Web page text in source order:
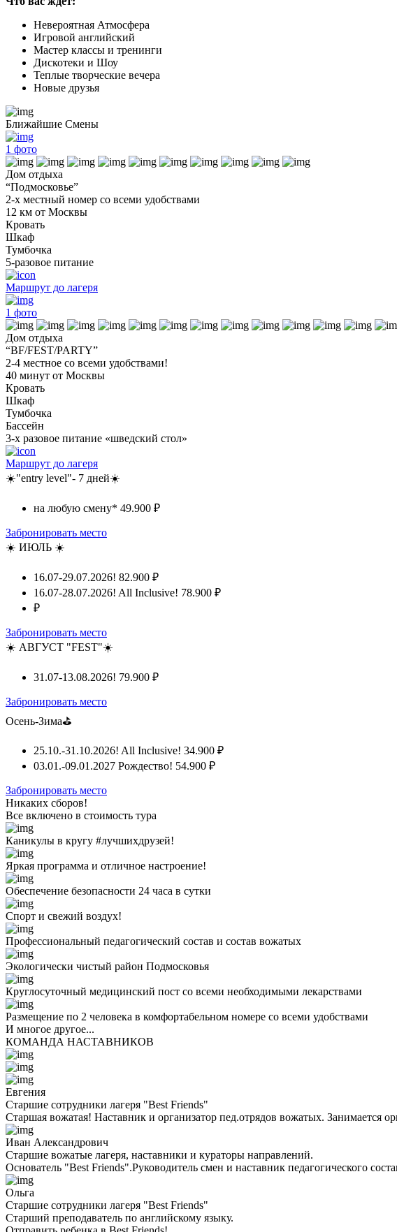
Невероятная Атмосфера
Игровой английский
Мастер классы и тренинги
Дискотеки и Шоу
Теплые творческие вечера
Новые друзья
Ближайшие Смены
1 фото
Дом отдыха
“Подмосковье”
2-х местный номер со всеми удобствами
12 км от Москвы
Кровать
Шкаф
Тумбочка
5-разовое питание
Маршрут до лагеря
1 фото
Дом отдыха
“BF/FEST/PARTY”
2-4 местное со всеми удобствами!
40 минут от Москвы
Кровать
Шкаф
Тумбочка
Бассейн
3-х разовое питание «шведский стол»
Маршрут до лагеря
☀️"entry level"- 7 дней☀️
на любую смену* 49.900 ₽
Забронировать место
☀️ ИЮЛЬ ☀️
16.07-29.07.2026! 82.900 ₽
16.07-28.07.2026! All Inclusive! 78.900 ₽
₽
Забронировать место
☀️ АВГУСТ "FEST"☀️
31.07-13.08.2026! 79.900 ₽
Забронировать место
Осень-Зима⛳
25.10.-31.10.2026! All Inclusive! 34.900 ₽
03.01.-09.01.2027 Рождество! 54.900 ₽
Забронировать место
Никаких сборов!
Все включено в стоимость тура
Каникулы в кругу #лучшихдрузей!
Яркая программа и отличное настроение!
Обеспечение безопасности 24 часа в сутки
Спорт и свежий воздух!
Профессиональный педагогический состав и состав вожатых
Экологически чистый район Подмосковья
Круглосуточный медицинский пост со всеми необходимыми лекарствами
Размещение по 2 человека в комфортабельном номере со всеми удобствами
И многое другое...
КОМАНДА НАСТАВНИКОВ
Евгения
Старшие сотрудники лагеря "Best Friends"
Старшая вожатая! Наставник и организатор пед.отрядов вожатых. Занимается
Иван Александрович
Старшие вожатые лагеря, наставники и кураторы направлений.
Основатель "Best Friends".Руководитель смен и наставник педагогического
Ольга
Старшие сотрудники лагеря "Best Friends"
Cтарший преподаватель по английскому языку.